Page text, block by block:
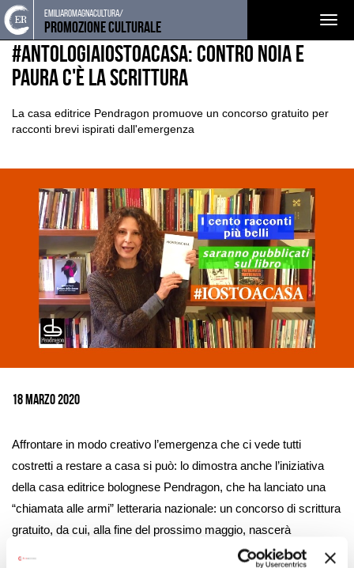
Torna
alla
home
page
Cerca
nel
sito
Salta
ai
contenuti
Salta
al
menu
principale
emiliaromagnacultura/
Promozione Culturale
EVENTI E NEWS NOTIZIE
#AntologiaIoStoaCasa: contro noia e
paura c'è la scrittura
La casa editrice Pendragon promuove un concorso gratuito per
racconti brevi ispirati dall'emergenza
18 Marzo 2020
Affrontare in modo creativo l’emergenza che ci vede tutti
costretti a restare a casa si può: lo dimostra anche l’iniziativa
della casa editrice bolognese Pendragon, che ha lanciato una
“chiamata alle armi” letteraria nazionale: un concorso di scrittura
gratuito, da cui, alla fine del prossimo maggio, nascerà
un’antologia di 100 racconti inediti che abbiano come spunto